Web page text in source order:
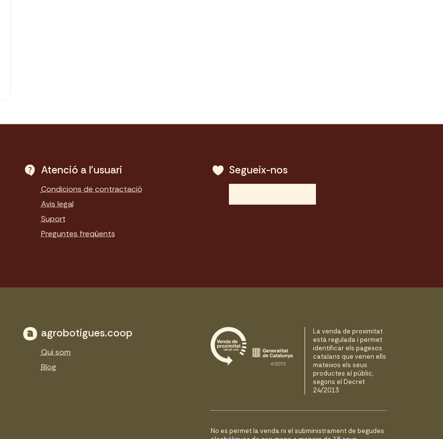
Atenció a l'usuari
Condicions de contractació
Avis legal
Suport
Preguntes freqüents
Segueix-nos
agrobotigues.coop
Qui som
Blog
La venda de proximitat
està regulada i permet
identificar els pagesos
catalans que venen ells
mateixos els seus
productes al públic,
segons el Decret
24/2013
No es permet la venda ni el subministrament de begudes